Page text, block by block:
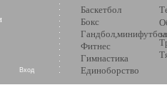
Баскетбол
Бокс
Гандбол,минифутбол
Фитнес
Гимнастика
Единоборство
Вход